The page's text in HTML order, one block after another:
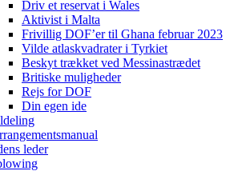
Driv et reservat i Wales
Aktivist i Malta
Frivillig DOF’er til Ghana februar 2023
Vilde atlaskvadrater i Tyrkiet
Beskyt trækket ved Messinastrædet
Britiske muligheder
Rejs for DOF
Din egen ide
leder